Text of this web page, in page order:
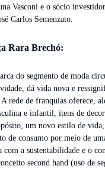
Vasconi e o sócio
Carlos Semenzato.
Rara Brechó:
do segmento de moda
dá vida nova e
A rede de franquias oferece,
e infantil, itens de
um novo estilo de vida,
de consumo por meio de
a sustentabilidade e o
second hand (uso de